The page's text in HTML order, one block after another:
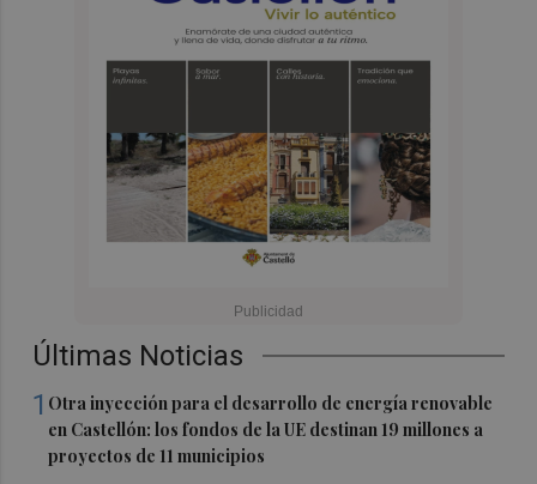
Últimas Noticias
1 Otra inyección para el desarrollo de energía renovable
en Castellón: los fondos de la UE destinan 19 millones a
proyectos de 11 municipios